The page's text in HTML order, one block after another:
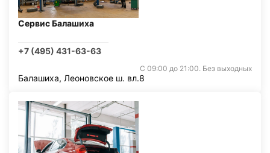
Сервис Балашиха
+7 (495) 431-63-63
С 09:00 до 21:00. Без выходных
Балашиха, Леоновское ш. вл.8